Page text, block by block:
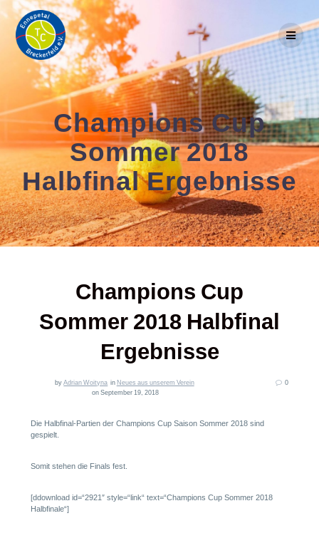
Champions Cup
Sommer 2018
Halbfinal Ergebnisse
Champions Cup
Sommer 2018 Halbfinal
Ergebnisse
byAdrian Woityna inNeues aus unserem Verein
on September 19, 2018
0
Die Halbfinal-Partien der Champions Cup Saison Sommer 2018 sind
gespielt.
Somit stehen die Finals fest.
[ddownload id=“2921″ style=“link“ text=“Champions Cup Sommer 2018
Halbfinale“]